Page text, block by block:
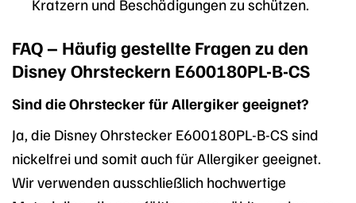
Kratzern und Beschädigungen zu schützen.
FAQ – Häufig gestellte Fragen zu den
Disney Ohrsteckern E600180PL-B-CS
Sind die Ohrstecker für Allergiker geeignet?
Ja, die Disney Ohrstecker E600180PL-B-CS sind
nickelfrei und somit auch für Allergiker geeignet.
Wir verwenden ausschließlich hochwertige